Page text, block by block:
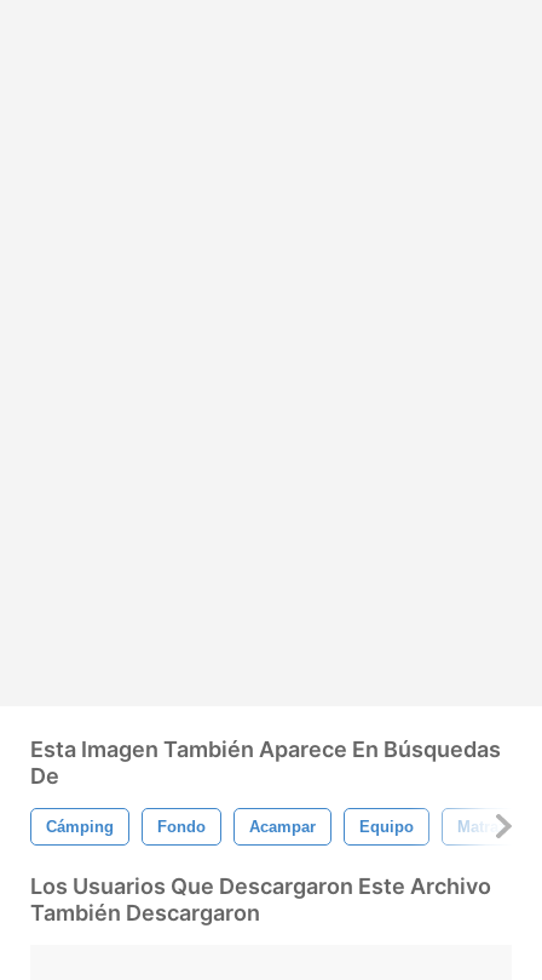
Esta Imagen También Aparece En Búsquedas
De
Cámping Fondo Acampar Equipo Matraz
Los Usuarios Que Descargaron Este Archivo
También Descargaron